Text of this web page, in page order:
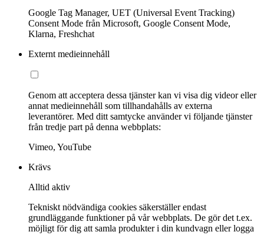
Google Tag Manager, UET (Universal Event Tracking)
Consent Mode från Microsoft, Google Consent Mode,
Klarna, Freshchat
Externt medieinnehåll
Genom att acceptera dessa tjänster kan vi visa dig videor eller
annat medieinnehåll som tillhandahålls av externa
leverantörer. Med ditt samtycke använder vi följande tjänster
från tredje part på denna webbplats:
Vimeo, YouTube
Krävs
Alltid aktiv
Tekniskt nödvändiga cookies säkerställer endast
grundläggande funktioner på vår webbplats. De gör det t.ex.
möjligt för dig att samla produkter i din kundvagn eller logga